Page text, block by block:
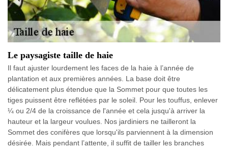
Le paysagiste taille de haie
Il faut ajuster lourdement les faces de la haie à l’année de
plantation et aux premières années. La base doit être
délicatement plus étendue que la Sommet pour que toutes les
tiges puissent être reflétées par le soleil. Pour les touffus, enlever
¼ ou 2/4 de la croissance de l'année et cela jusqu'à arriver la
hauteur et la largeur voulues. Nos jardiniers ne tailleront la
Sommet des conifères que lorsqu'ils parviennent à la dimension
désirée. Mais pendant l’attente, il suffit de tailler les branches